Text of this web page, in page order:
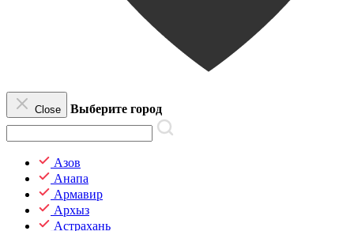
Close Выберите город
Азов
Анапа
Армавир
Архыз
Астрахань